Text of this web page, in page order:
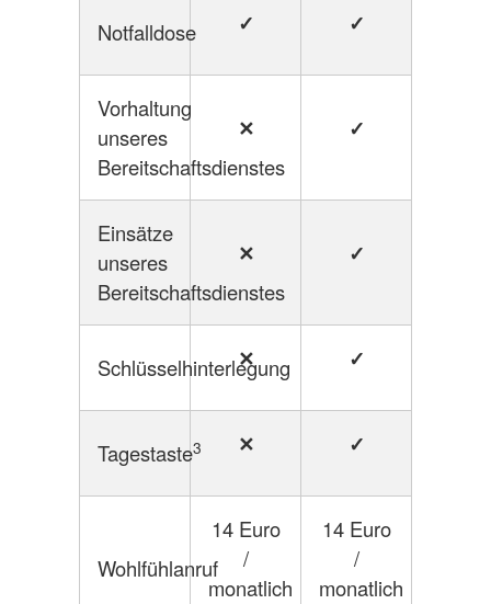
Notfalldose ✓ ✓
Vorhaltung
unseres
Bereitschaftsdienstes
✕ ✓
Einsätze
unseres
Bereitschaftsdienstes
✕ ✓
Schlüsselhinterlegung
✕ ✓
Tagestaste3 ✕ ✓
Wohlfühlanruf
14 Euro
/
monatlich
14 Euro
/
monatlich